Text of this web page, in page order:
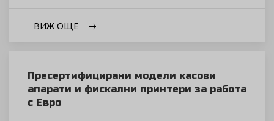
ВИЖ ОЩЕ
Пресертифицирани модели касови
апарати и фискални принтери за работа
с Евро